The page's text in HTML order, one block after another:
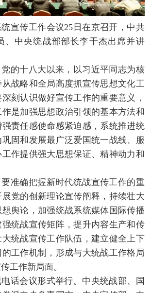
宣传工作会议25日在京召开，中共
、中央统战部部长李干杰出席并讲
的十八大以来，以习近平同志为核
战略和全局高度抓宣传思想文化工
刻认识做好宣传工作的重要意义，
是加强思想政治引领的基本方法和
责任感使命感紧迫感，系统推进统
固和发展最广泛爱国统一战线、服
作提供强大思想保证、精神动力和
准确把握新时代统战宣传工作的重
党的创新理论宣传阐释，持续壮大
舆论，加强统战系统媒体国际传播
统战宣传矩阵，提升内容生产和传
统战宣传工作队伍，建立健全上下
工作机制，形成与大统战工作格局
工作新局面。
话会议形式举行。中央统战部、国